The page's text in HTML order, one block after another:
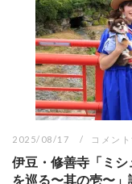
2025/08/17 コメン
伊豆・修善寺「ミ
を巡る〜其の壱〜